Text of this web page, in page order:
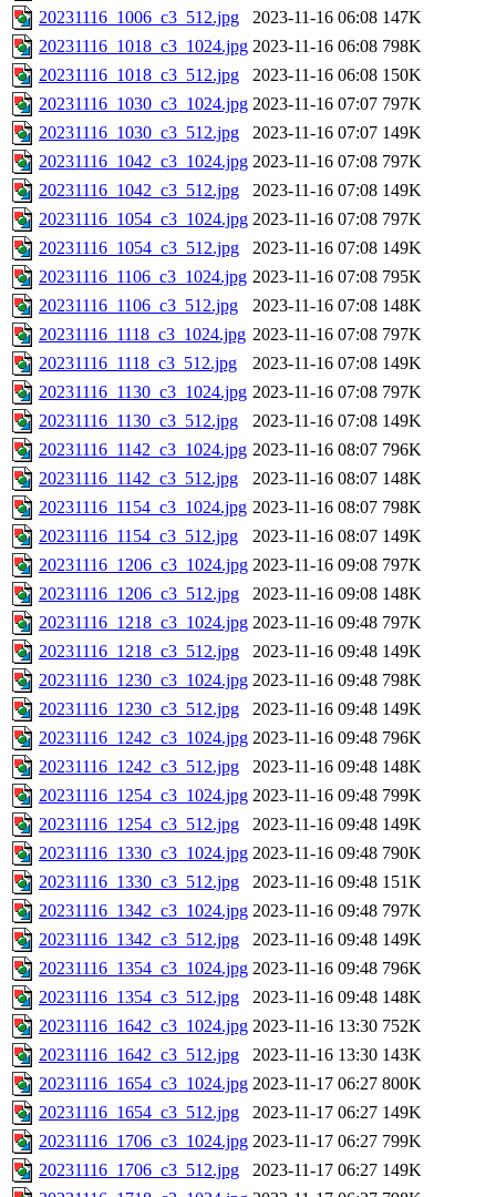
20231116_1006_c3_512.jpg
2023-11-16 06:08 147K
20231116_1018_c3_1024.jpg 2023-11-16 06:08 798K
20231116_1018_c3_512.jpg
2023-11-16 06:08 150K
20231116_1030_c3_1024.jpg 2023-11-16 07:07 797K
20231116_1030_c3_512.jpg
2023-11-16 07:07 149K
20231116_1042_c3_1024.jpg 2023-11-16 07:08 797K
20231116_1042_c3_512.jpg
2023-11-16 07:08 149K
20231116_1054_c3_1024.jpg 2023-11-16 07:08 797K
20231116_1054_c3_512.jpg
2023-11-16 07:08 149K
20231116_1106_c3_1024.jpg 2023-11-16 07:08 795K
20231116_1106_c3_512.jpg
2023-11-16 07:08 148K
20231116_1118_c3_1024.jpg 2023-11-16 07:08 797K
20231116_1118_c3_512.jpg
2023-11-16 07:08 149K
20231116_1130_c3_1024.jpg 2023-11-16 07:08 797K
20231116_1130_c3_512.jpg
2023-11-16 07:08 149K
20231116_1142_c3_1024.jpg 2023-11-16 08:07 796K
20231116_1142_c3_512.jpg
2023-11-16 08:07 148K
20231116_1154_c3_1024.jpg 2023-11-16 08:07 798K
20231116_1154_c3_512.jpg
2023-11-16 08:07 149K
20231116_1206_c3_1024.jpg 2023-11-16 09:08 797K
20231116_1206_c3_512.jpg
2023-11-16 09:08 148K
20231116_1218_c3_1024.jpg 2023-11-16 09:48 797K
20231116_1218_c3_512.jpg
2023-11-16 09:48 149K
20231116_1230_c3_1024.jpg 2023-11-16 09:48 798K
20231116_1230_c3_512.jpg
2023-11-16 09:48 149K
20231116_1242_c3_1024.jpg 2023-11-16 09:48 796K
20231116_1242_c3_512.jpg
2023-11-16 09:48 148K
20231116_1254_c3_1024.jpg 2023-11-16 09:48 799K
20231116_1254_c3_512.jpg
2023-11-16 09:48 149K
20231116_1330_c3_1024.jpg 2023-11-16 09:48 790K
20231116_1330_c3_512.jpg
2023-11-16 09:48 151K
20231116_1342_c3_1024.jpg 2023-11-16 09:48 797K
20231116_1342_c3_512.jpg
2023-11-16 09:48 149K
20231116_1354_c3_1024.jpg 2023-11-16 09:48 796K
20231116_1354_c3_512.jpg
2023-11-16 09:48 148K
20231116_1642_c3_1024.jpg 2023-11-16 13:30 752K
20231116_1642_c3_512.jpg
2023-11-16 13:30 143K
20231116_1654_c3_1024.jpg 2023-11-17 06:27 800K
20231116_1654_c3_512.jpg
2023-11-17 06:27 149K
20231116_1706_c3_1024.jpg 2023-11-17 06:27 799K
20231116_1706_c3_512.jpg
2023-11-17 06:27 149K